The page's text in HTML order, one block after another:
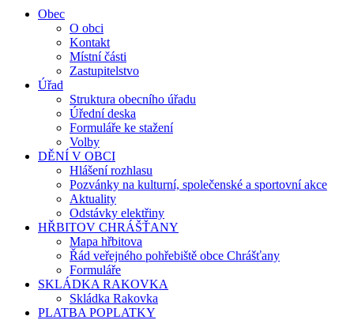
Obec
O obci
Kontakt
Místní části
Zastupitelstvo
Úřad
Struktura obecního úřadu
Úřední deska
Formuláře ke stažení
Volby
DĚNÍ V OBCI
Hlášení rozhlasu
Pozvánky na kulturní, společenské a sportovní akce
Aktuality
Odstávky elektřiny
HŘBITOV CHRÁŠŤANY
Mapa hřbitova
Řád veřejného pohřebiště obce Chrášťany
Formuláře
SKLÁDKA RAKOVKA
Skládka Rakovka
PLATBA POPLATKY